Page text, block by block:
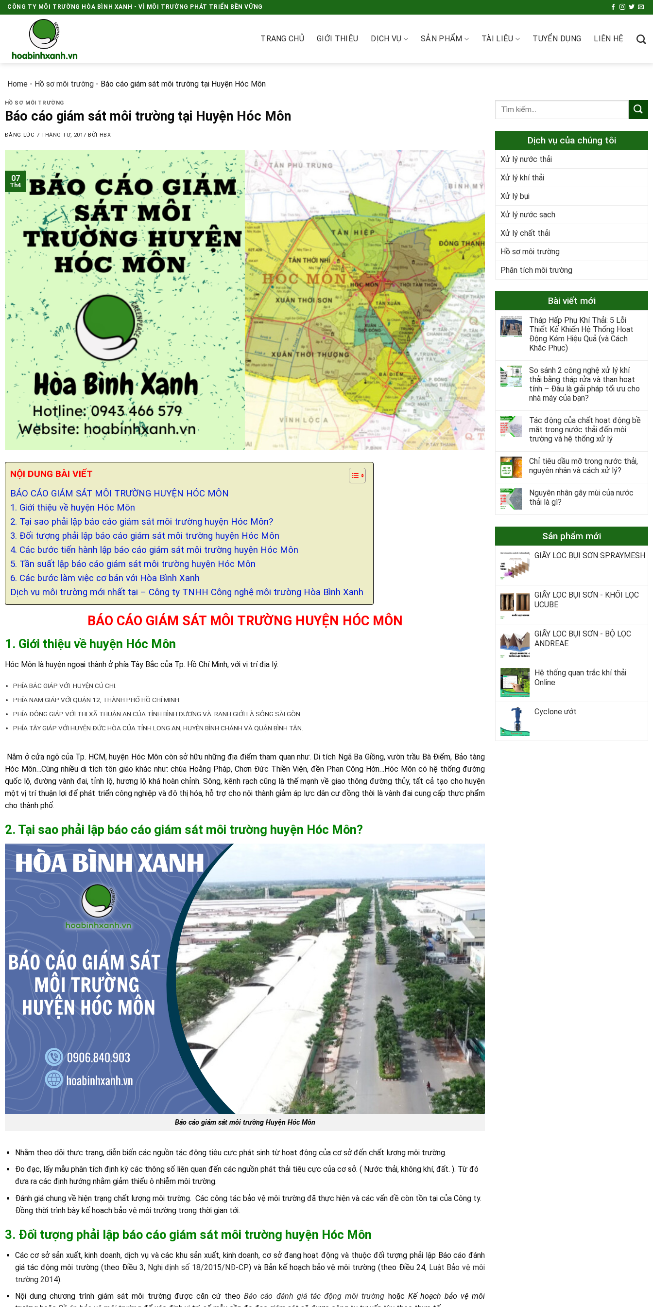
Skip
to
CÔNG TY MÔI TRƯỜNG HÒA BÌNH XANH - VÌ MÔI TRƯỜNG PHÁT TRIỂN BỀN VỮNG
TRANG CHỦ GIỚI THIỆU DỊCH VỤ SẢN PHẨM TÀI LIỆU TUYỂN DỤNG LIÊN HỆ
Home - Hồ sơ môi trường - Báo cáo giám sát môi trường tại Huyện Hóc Môn
HỒ SƠ MÔI TRƯỜNG
Báo cáo giám sát môi trường tại Huyện Hóc Môn
ĐĂNG LÚC 7 THÁNG TƯ, 2017 BỞI HBX
07
Th4
NỘI DUNG BÀI VIẾT
BÁO CÁO GIÁM SÁT MÔI TRƯỜNG HUYỆN HÓC MÔN
1. Giới thiệu về huyện Hóc Môn
2. Tại sao phải lập báo cáo giám sát môi trường huyện Hóc Môn?
3. Đối tượng phải lập báo cáo giám sát môi trường huyện Hóc Môn
4. Các bước tiến hành lập báo cáo giám sát môi trường huyện Hóc Môn
5. Tần suất lập báo cáo giám sát môi trường huyện Hóc Môn
6. Các bước làm việc cơ bản với Hòa Bình Xanh
Dịch vụ môi trường mới nhất tại – Công ty TNHH Công nghệ môi trường Hòa Bình Xanh
BÁO CÁO GIÁM SÁT MÔI TRƯỜNG HUYỆN HÓC MÔN
1. Giới thiệu về huyện Hóc Môn
Hóc Môn là huyện ngoại thành ở phía Tây Bắc của Tp. Hồ Chí Minh, với vị trí địa lý.
PHÍA BẮC GIÁP VỚI HUYỆN CỦ CHI.
PHÍA NAM GIÁP VỚI QUẬN 12, THÀNH PHỐ HỒ CHÍ MINH.
PHÍA ĐÔNG GIÁP VỚI THỊ XÃ THUẬN AN CỦA TỈNH BÌNH DƯƠNG VÀ RANH GIỚI LÀ SÔNG SÀI GÒN.
PHÍA TÂY GIÁP VỚI HUYỆN ĐỨC HÒA CỦA TỈNH LONG AN, HUYỆN BÌNH CHÁNH VÀ QUẬN BÌNH TÂN.
Nằm ở cửa ngõ của Tp. HCM, huyện Hóc Môn còn sở hữu những địa điểm tham quan như. Di tích Ngã Ba Giồng, vườn trầu Bà Điểm, Bảo tàng
Hóc Môn…Cùng nhiều di tích tôn giáo khác như: chùa Hoằng Pháp, Chơn Đức Thiền Viện, đền Phan Công Hớn…Hóc Môn có hệ thống đường
quốc lộ, đường vành đai, tỉnh lộ, hương lộ khá hoàn chỉnh. Sông, kênh rạch cũng là thế mạnh về giao thông đường thủy, tất cả tạo cho huyện
một vị trí thuận lợi để phát triển công nghiệp và đô thị hóa, hỗ trợ cho nội thành giảm áp lực dân cư đồng thời là vành đai cung cấp thực phẩm
cho thành phố.
2. Tại sao phải lập báo cáo giám sát môi trường huyện Hóc Môn?
Báo cáo giám sát môi trường Huyện Hóc Môn
Nhằm theo dõi thực trạng, diễn biến các nguồn tác động tiêu cực phát sinh từ hoạt động của cơ sở đến chất lượng môi trường.
Đo đạc, lấy mẫu phân tích định kỳ các thông số liên quan đến các nguồn phát thải tiêu cực của cơ sở. ( Nước thải, không khí, đất. ). Từ đó
đưa ra các định hướng nhằm giảm thiểu ô nhiễm môi trường.
Đánh giá chung về hiện trạng chất lượng môi trường. Các công tác bảo vệ môi trường đã thực hiện và các vấn đề còn tồn tại của Công ty.
Đồng thời trình bày kế hoạch bảo vệ môi trường trong thời gian tới.
3. Đối tượng phải lập báo cáo giám sát môi trường huyện Hóc Môn
Các cơ sở sản xuất, kinh doanh, dịch vụ và các khu sản xuất, kinh doanh, cơ sở đang hoạt động và thuộc đối tượng phải lập Báo cáo đánh
giá tác động môi trường (theo Điều 3, Nghị định số 18/2015/NĐ-CP) và Bản kế hoạch bảo vệ môi trường (theo Điều 24, Luật Bảo vệ môi
trường 2014).
Nội dung chương trình giám sát môi trường được căn cứ theoBáo cáo đánh giá tác động môi trường hoặc Kế hoạch bảo vệ môi
Dịch vụ của chúng tôi
Xử lý nước thải
Xử lý khí thải
Xử lý bụi
Xử lý nước sạch
Xử lý chất thải
Hồ sơ môi trường
Phân tích môi trường
Bài viết mới
Tháp Hấp Phụ Khí Thải: 5 Lỗi
Thiết Kế Khiến Hệ Thống Hoạt
Động Kém Hiệu Quả (và Cách
Khắc Phục)
So sánh 2 công nghệ xử lý khí
thải bằng tháp rửa và than hoạt
tính – Đâu là giải pháp tối ưu cho
nhà máy của bạn?
Tác động của chất hoạt động bề
mặt trong nước thải đến môi
trường và hệ thống xử lý
Chỉ tiêu dầu mỡ trong nước thải,
nguyên nhân và cách xử lý?
Nguyên nhân gây mùi của nước
thải là gì?
Sản phẩm mới
GIẤY LỌC BỤI SƠN SPRAYMESH
GIẤY LỌC BỤI SƠN - KHỐI LỌC
UCUBE
GIẤY LỌC BỤI SƠN - BỘ LỌC
ANDREAE
Hệ thống quan trắc khí thải
Online
Cyclone ướt